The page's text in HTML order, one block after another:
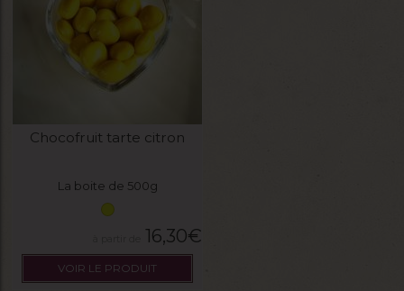
Chocofruit tarte citron
La boite de 500g
16,30€
VOIR LE PRODUIT